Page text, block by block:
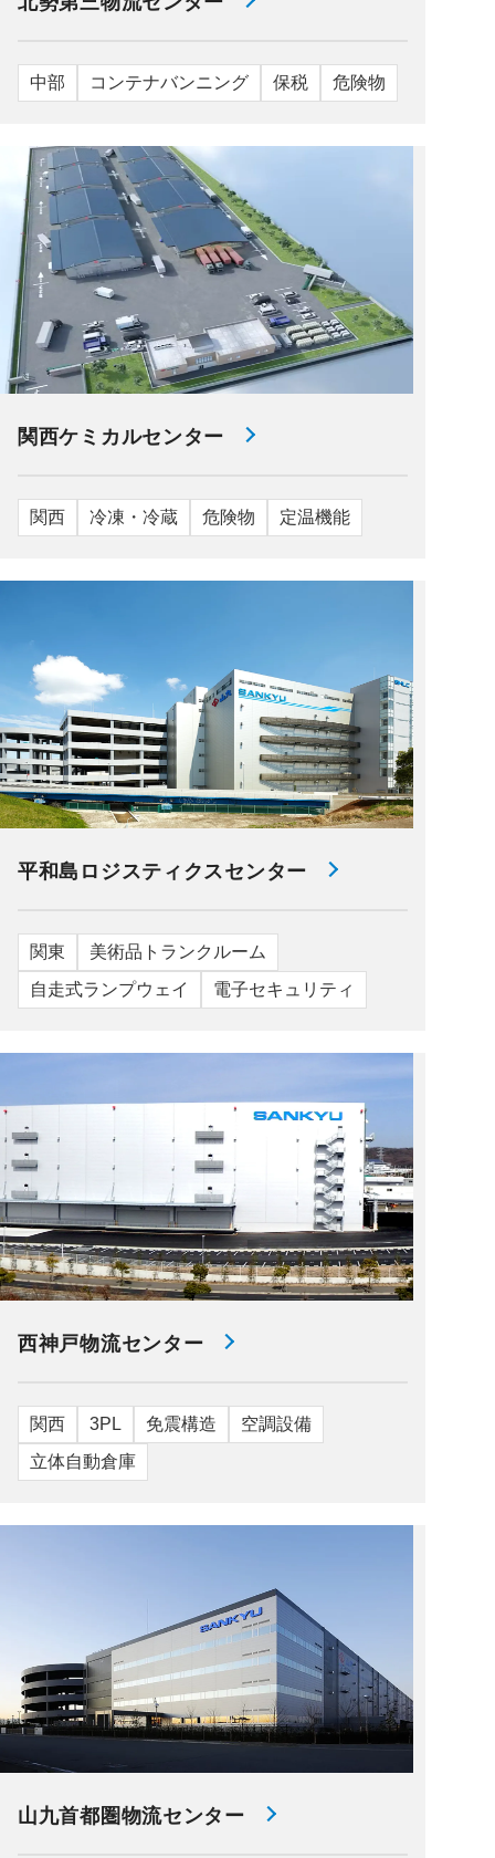
中部 コンテナバンニング 保税 危険物
関西ケミカルセンター
関西 冷凍・冷蔵 危険物 定温機能
平和島ロジスティクスセンター
関東
美術品トランクルーム
自走式ランプウェイ
電子セキュリティ
西神戸物流センター
関西 3PL 免震構造
空調設備
立体自動倉庫
山九首都圏物流センター